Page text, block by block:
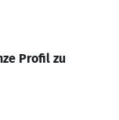
Profil zu